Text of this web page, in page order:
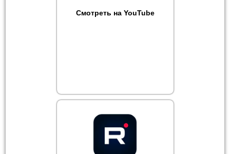
Смотреть на YouTube